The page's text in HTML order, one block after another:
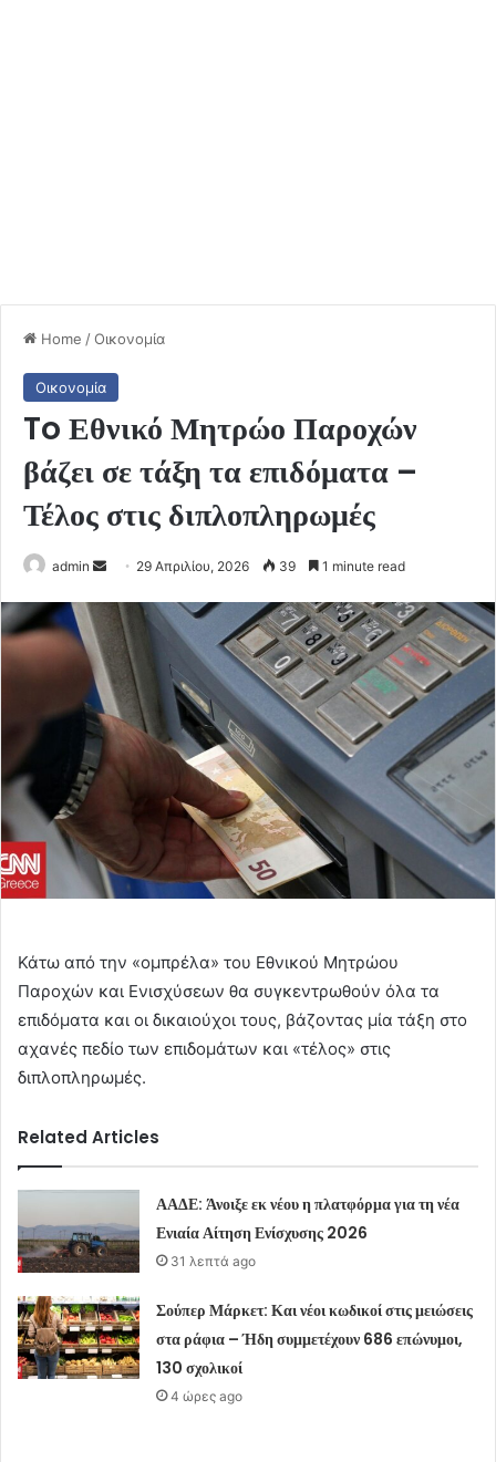
Home /Οικονομία
Οικονομία
To Εθνικό Μητρώο Παροχών
βάζει σε τάξη τα επιδόματα –
Τέλος στις διπλοπληρωμές
admin
Send
email
29 Απριλίου, 2026 39 1 minute read
Κάτω από την «ομπρέλα» του Εθνικού Μητρώου
Παροχών και Ενισχύσεων θα συγκεντρωθούν όλα τα
επιδόματα και οι δικαιούχοι τους, βάζοντας μία τάξη στο
αχανές πεδίο των επιδομάτων και «τέλος» στις
διπλοπληρωμές.
Related Articles
ΑΑΔΕ: Άνοιξε εκ νέου η πλατφόρμα για τη νέα
Ενιαία Αίτηση Ενίσχυσης 2026
31 λεπτά ago
Σούπερ Μάρκετ: Και νέοι κωδικοί στις μειώσεις
στα ράφια – Ήδη συμμετέχουν 686 επώνυμοι,
130 σχολικοί
4 ώρες ago